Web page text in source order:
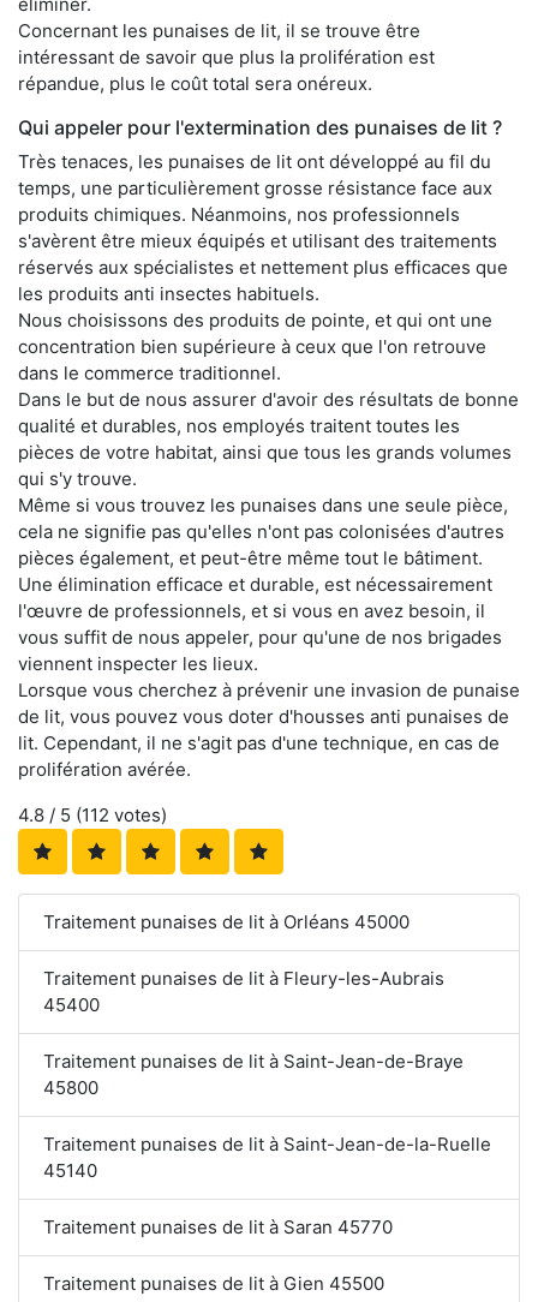
Concernant les punaises de lit, il se trouve être
intéressant de savoir que plus la prolifération est
répandue, plus le coût total sera onéreux.
Qui appeler pour l'extermination des punaises de lit ?
Très tenaces, les punaises de lit ont développé au fil du
temps, une particulièrement grosse résistance face aux
produits chimiques. Néanmoins, nos professionnels
s'avèrent être mieux équipés et utilisant des traitements
réservés aux spécialistes et nettement plus efficaces que
les produits anti insectes habituels.
Nous choisissons des produits de pointe, et qui ont une
concentration bien supérieure à ceux que l'on retrouve
dans le commerce traditionnel.
Dans le but de nous assurer d'avoir des résultats de bonne
qualité et durables, nos employés traitent toutes les
pièces de votre habitat, ainsi que tous les grands volumes
qui s'y trouve.
Même si vous trouvez les punaises dans une seule pièce,
cela ne signifie pas qu'elles n'ont pas colonisées d'autres
pièces également, et peut-être même tout le bâtiment.
Une élimination efficace et durable, est nécessairement
l'œuvre de professionnels, et si vous en avez besoin, il
vous suffit de nous appeler, pour qu'une de nos brigades
viennent inspecter les lieux.
Lorsque vous cherchez à prévenir une invasion de punaise
de lit, vous pouvez vous doter d'housses anti punaises de
lit. Cependant, il ne s'agit pas d'une technique, en cas de
prolifération avérée.
4.8 / 5 (112 votes)
Traitement punaises de lit à Orléans 45000
Traitement punaises de lit à Fleury-les-Aubrais
45400
Traitement punaises de lit à Saint-Jean-de-Braye
45800
Traitement punaises de lit à Saint-Jean-de-la-Ruelle
45140
Traitement punaises de lit à Saran 45770
Traitement punaises de lit à Gien 45500